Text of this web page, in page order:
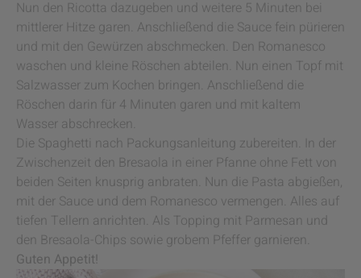
Nun den Ricotta dazugeben und weitere 5 Minuten bei
mittlerer Hitze garen. Anschließend die Sauce fein pürieren
und mit den Gewürzen abschmecken. Den Romanesco
waschen und kleine Röschen abteilen. Nun einen Topf mit
Salzwasser zum Kochen bringen. Anschließend die
Röschen darin für 4 Minuten garen und mit kaltem
Wasser abschrecken.
Die Spaghetti nach Packungsanleitung zubereiten. In der
Zwischenzeit den Bresaola in einer Pfanne ohne Fett von
beiden Seiten knusprig anbraten. Nun die Pasta abgießen,
mit der Sauce und dem Romanesco vermengen. Alles auf
tiefen Tellern anrichten. Als Topping mit Parmesan und
den Bresaola-Chips sowie grobem Pfeffer garnieren.
Guten Appetit!